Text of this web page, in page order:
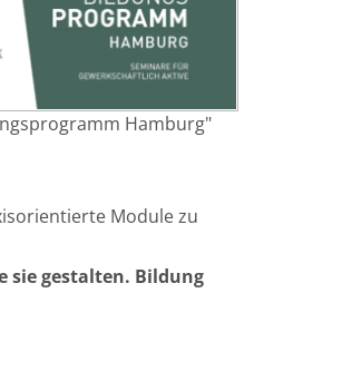
Hamburg"
Module zu
sie gestalten. Bildung